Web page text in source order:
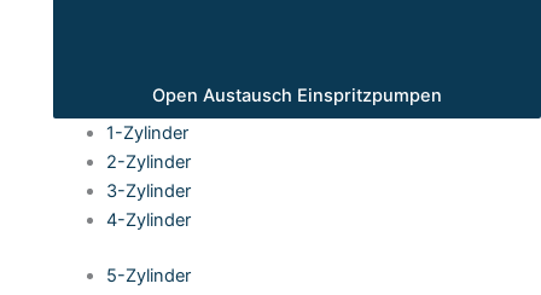
Open Austausch Einspritzpumpen
1-Zylinder
2-Zylinder
3-Zylinder
4-Zylinder
5-Zylinder